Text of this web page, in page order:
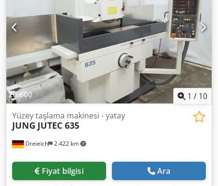
1 / 10
Dreieich 2.422 km
Yüzey taşlama makinesi - yatay
JUNG JUTEC 635
Fiyat bilgisi Ara